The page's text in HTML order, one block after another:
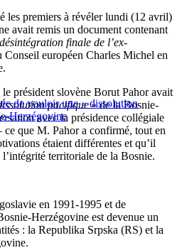
les premiers à révéler lundi (12 avril)
avait remis un document contenant
désintégration finale de l’ex-
Conseil européen Charles Michel en
de vouloir une « dissolution
Herzégovine
président slovène Borut Pahor avait
pacifique» de la Bosnie-
avec la présidence collégiale
que M. Pahor a confirmé, tout en
étaient différentes et qu’il
territoriale de la Bosnie.
en 1991-1995 et de
Herzégovine est devenue un
: la Republika Srpska (RS) et la